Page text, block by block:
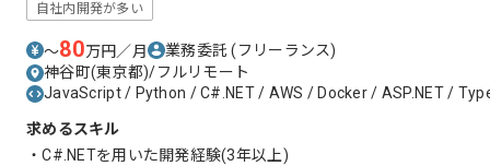
自社内開発が多い
〜80万円／月 業務委託(フリーランス)
神谷町(東京都)/フルリモート
JavaScript / Python / C#.NET / AWS / Docker / ASP.NET /
求めるスキル
・C#.NETを用いた開発経験(3年以上)